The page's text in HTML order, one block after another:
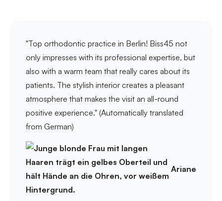
"Top orthodontic practice in Berlin! Biss45 not
only impresses with its professional expertise, but
also with a warm team that really cares about its
patients. The stylish interior creates a pleasant
atmosphere that makes the visit an all-round
positive experience." (Automatically translated
from German)
Ariane